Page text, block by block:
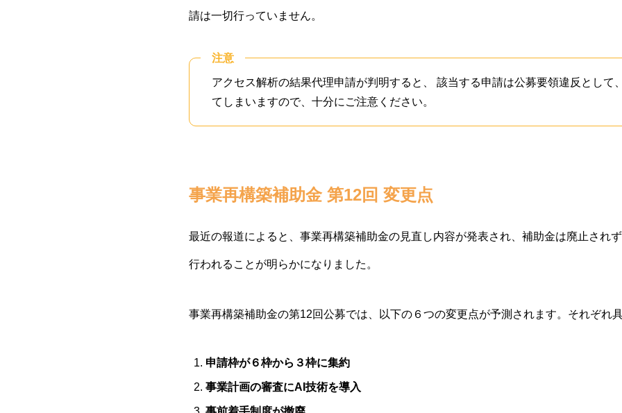
請は一切行っていません。
注意
アクセス解析の結果代理申請が判明すると、 該当する申請は公募要領違反として
てしまいますので、十分にご注意ください。
事業再構築補助金 第12回 変更点
最近の報道によると、事業再構築補助金の見直し内容が発表され、補助金は廃止され
行われることが明らかになりました。
事業再構築補助金の第12回公募では、以下の６つの変更点が予測されます。それぞれ
申請枠が６枠から３枠に集約
事業計画の審査にAI技術を導入